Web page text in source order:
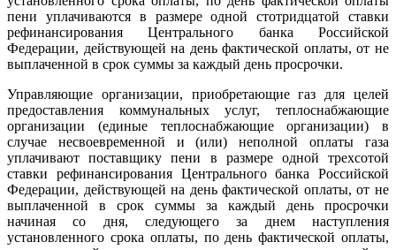
пени уплачиваются в размере одной стотридцатой ставки
рефинансирования Центрального банка Российской
Федерации, действующей на день фактической оплаты, от не
выплаченной в срок суммы за каждый день просрочки.
Управляющие организации, приобретающие газ для целей
предоставления коммунальных услуг, теплоснабжающие
организации (единые теплоснабжающие организации) в
случае несвоевременной и (или) неполной оплаты газа
уплачивают поставщику пени в размере одной трехсотой
ставки рефинансирования Центрального банка Российской
Федерации, действующей на день фактической оплаты, от не
выплаченной в срок суммы за каждый день просрочки
начиная со дня, следующего за днем наступления
установленного срока оплаты, по день фактической оплаты,